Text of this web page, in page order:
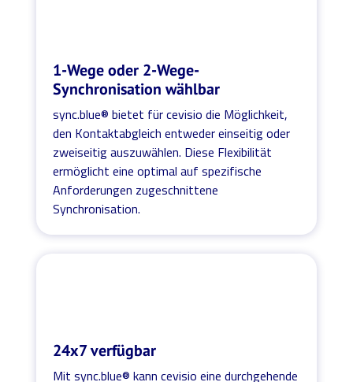
1-Wege oder 2-Wege-
Synchronisation wählbar
sync.blue® bietet für cevisio die Möglichkeit,
den Kontaktabgleich entweder einseitig oder
zweiseitig auszuwählen. Diese Flexibilität
ermöglicht eine optimal auf spezifische
Anforderungen zugeschnittene
Synchronisation.
24x7 verfügbar
Mit sync.blue® kann cevisio eine durchgehende